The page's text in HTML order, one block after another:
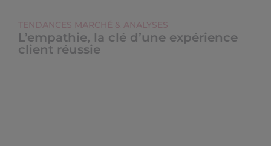
TENDANCES MARCHÉ & ANALYSES
L’empathie, la clé d’une expérience
client réussie